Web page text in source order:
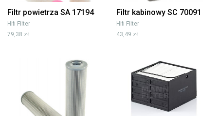
Filtr powietrza SA 17194
Hifi Filter
79,38 zł
Filtr kabinowy SC 70091
Hifi Filter
43,49 zł